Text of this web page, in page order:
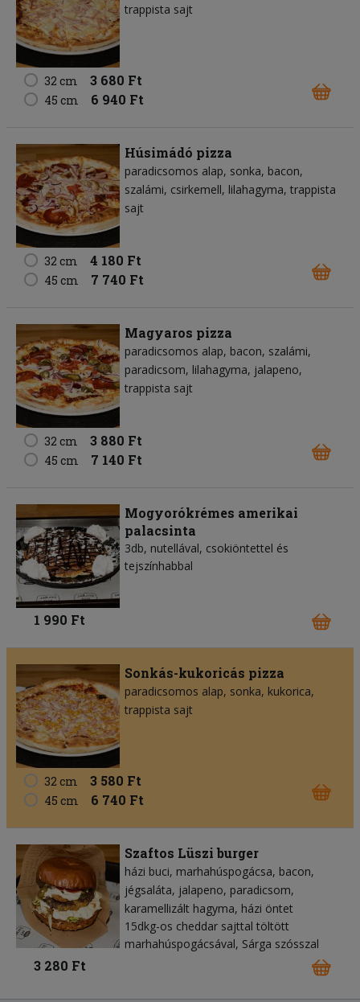
trappista sajt
32 cm 3 680 Ft
45 cm 6 940 Ft
Húsimádó pizza
paradicsomos alap sonka bacon
szalámi csirkemell lilahagyma trappista
sajt
32 cm 4 180 Ft
45 cm 7 740 Ft
Magyaros pizza
paradicsomos alap bacon szalámi
paradicsom lilahagyma jalapeno
trappista sajt
32 cm 3 880 Ft
45 cm 7 140 Ft
Mogyorókrémes amerikai
palacsinta
3db, nutellával, csokiöntettel és
tejszínhabbal
1 990 Ft
Sonkás-kukoricás pizza
paradicsomos alap sonka kukorica
trappista sajt
32 cm 3 580 Ft
45 cm 6 740 Ft
Szaftos Lüszi burger
házi buci marhahúspogácsa bacon
jégsaláta jalapeno paradicsom
karamellizált hagyma házi öntet
15dkg-os cheddar sajttal töltött
marhahúspogácsával, Sárga szósszal
3 280 Ft